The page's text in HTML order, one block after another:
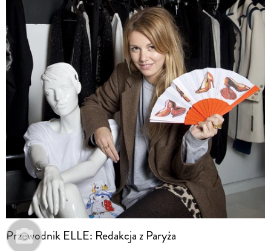
Przewodnik ELLE: Redakcja z Paryża